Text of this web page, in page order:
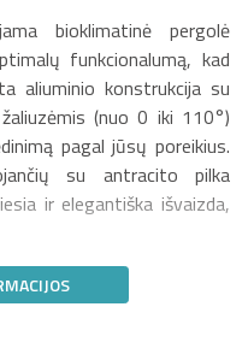
bioklimatinė pergolė
funkcionalumą, kad
aliuminio konstrukcija su
(nuo 0 iki 110°)
pagal jūsų poreikius.
su antracito pilka
ir elegantiška išvaizda,